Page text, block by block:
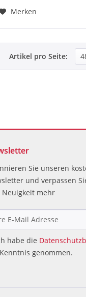
Merken
Artikel pro Seite:
Sie unseren
und verpassen
Neuigkeit mehr
habe die
genommen.